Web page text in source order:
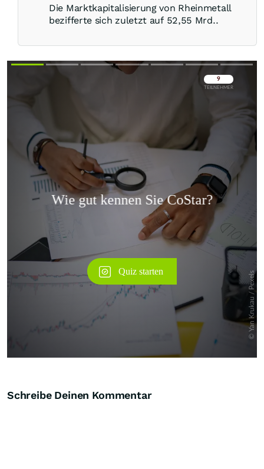
Die Marktkapitalisierung von Rheinmetall
bezifferte sich zuletzt auf 52,55 Mrd..
Überspringen
Schreibe Deinen Kommentar